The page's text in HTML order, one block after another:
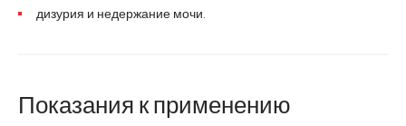
дизурия и недержание мочи.
Показания к применению